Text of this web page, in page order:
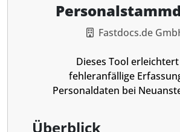
Fastdocs.de
Dieses Tool
fehleranfällige
Personaldaten bei
Überblick